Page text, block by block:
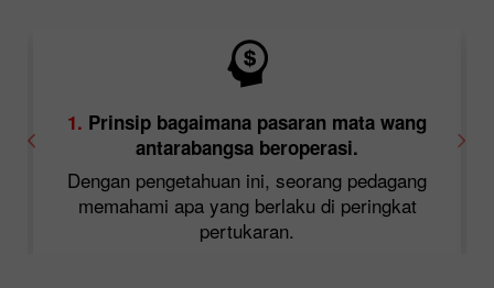
1. Prinsip bagaimana pasaran mata wang
antarabangsa beroperasi.
Dengan pengetahuan ini, seorang pedagang
memahami apa yang berlaku di peringkat
pertukaran.